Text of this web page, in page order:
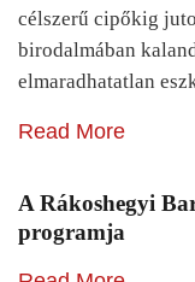
célszerű cipőkig
birodalmában
elmaradhatatlan
Read More
A Rákoshegyi
programja